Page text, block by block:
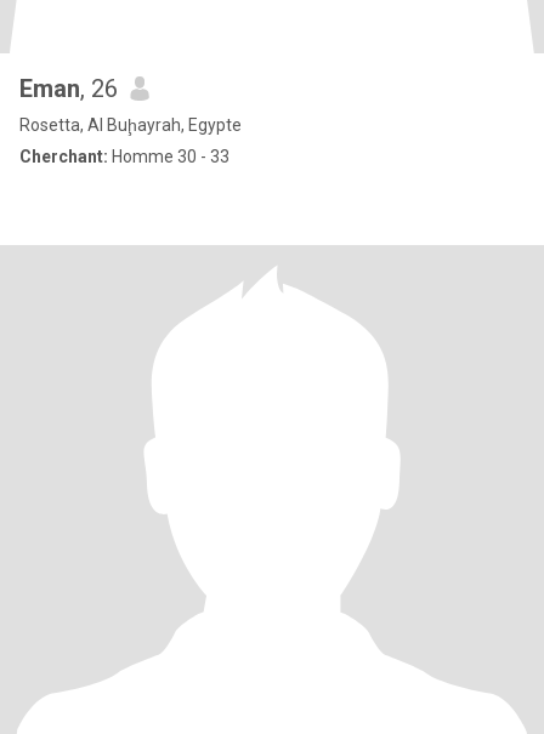
Eman, 26
Rosetta, Al Buḩayrah, Egypte
Cherchant: Homme 30 - 33